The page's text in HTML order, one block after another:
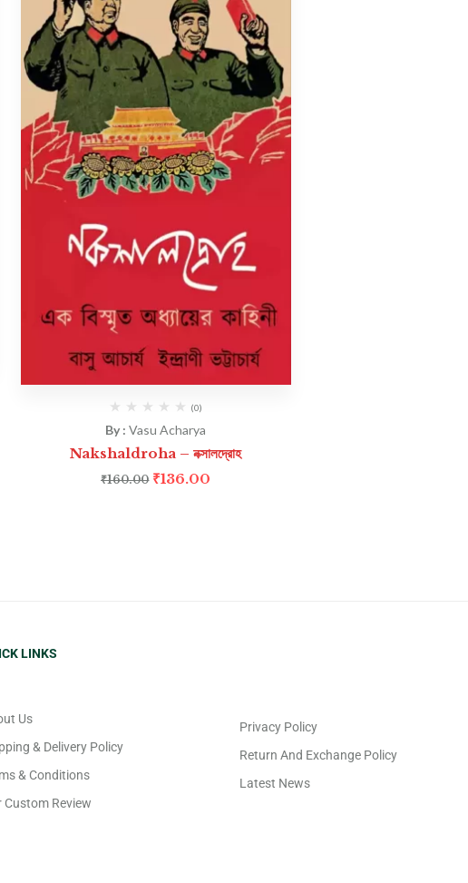
(0)
By :Vasu Acharya
Nakshaldroha – নক্সালদ্রোহ
₹160.00 ₹136.00
LINKS
Us
& Delivery Policy
& Conditions
Custom Review
Privacy Policy
Return And Exchange Policy
Latest News